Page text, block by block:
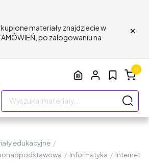
materiały znajdziecie w
po zalogowaniu na
×
0
edukacyjne /
/ Informatyka / Internet